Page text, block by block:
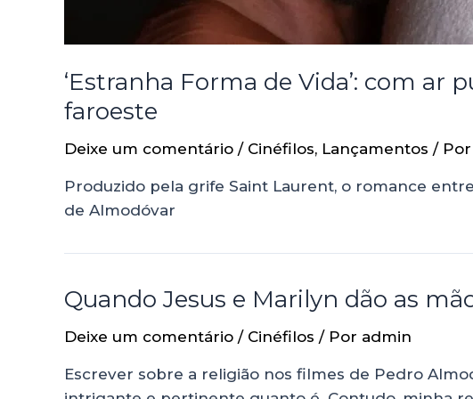
‘Estranha Forma de Vida’: com ar
faroeste
Deixe um comentário / Cinéfilos, Lançamentos / Por
Produzido pela grife Saint Laurent, o romance
de Almodóvar
Quando Jesus e Marilyn dão as
Deixe um comentário / Cinéfilos / Por admin
Escrever sobre a religião nos filmes de Pedro